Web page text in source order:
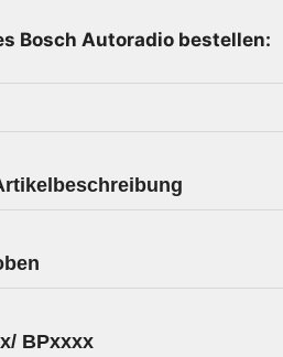
Bosch Autoradio bestellen:
BPxxxx